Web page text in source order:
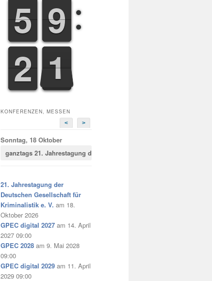
4
4
5
5 8
8
9
9
1
2
2 1
2
2
KONFERENZEN, MESSEN
<
>
Sonntag, 18 Oktober
ganztags 21. Jahrestagung der Deutschen Gesellschaft für
21. Jahrestagung der
Deutschen Gesellschaft für
Kriminalistik e. V. am 18.
Oktober 2026
GPEC digital 2027 am 14. April
2027 09:00
GPEC 2028 am 9. Mai 2028
09:00
GPEC digital 2029 am 11. April
2029 09:00